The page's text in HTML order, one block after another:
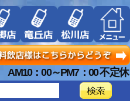
AM10：00～PM7：00 不定休